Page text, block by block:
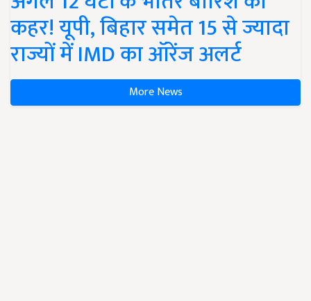
कहर! यूपी, बिहार समेत 15 से ज्यादा
राज्यों में IMD का ऑरेंज अलर्ट
More News